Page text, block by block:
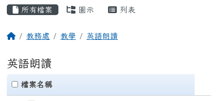
所有檔案 圖示 列表
教務處 教學 英語朗讀
英語朗讀
clickAll
檔案名稱